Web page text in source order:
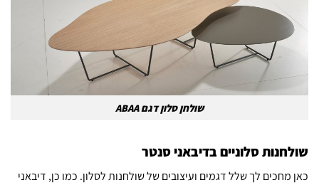
שולחן סלון דגם ABAA
שולחנות סלוניים בדיבאני סנטר
כאן מחכים לך שלל דגמים ועיצובים של שולחנות לסלון. כמו כן, דיבאני